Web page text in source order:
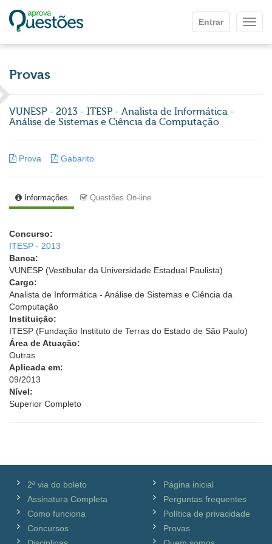
Entrar
Provas
VUNESP - 2013 - ITESP - Analista de Informática -
Análise de Sistemas e Ciência da Computação
Prova Gabarito
Informações Questões On-line
Concurso:
ITESP - 2013
Banca:
VUNESP (Vestibular da Universidade Estadual Paulista)
Cargo:
Analista de Informática - Análise de Sistemas e Ciência da
Computação
Instituição:
ITESP (Fundação Instituto de Terras do Estado de São Paulo)
Área de Atuação:
Outras
Aplicada em:
09/2013
Nível:
Superior Completo
2ª via do boleto
Assinatura Completa
Como funciona
Concursos
Página inicial
Perguntas frequentes
Política de privacidade
Provas